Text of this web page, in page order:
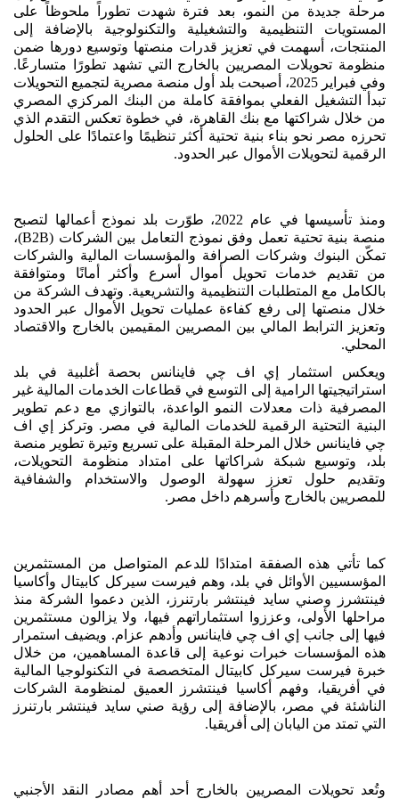
مرحلة جديدة من النمو، بعد فترة شهدت تطوراً ملحوظاً على
المستويات التنظيمية والتشغيلية والتكنولوجية بالإضافة إلى
المنتجات، أسهمت في تعزيز قدرات منصتها وتوسيع دورها ضمن
منظومة تحويلات المصريين بالخارج التي تشهد تطورًا متسارعًا.
وفي فبراير 2025، أصبحت بلد أول منصة مصرية لتجميع التحويلات
تبدأ التشغيل الفعلي بموافقة كاملة من البنك المركزي المصري
من خلال شراكتها مع بنك القاهرة، في خطوة تعكس التقدم الذي
تحرزه مصر نحو بناء بنية تحتية أكثر تنظيمًا واعتمادًا على الحلول
الرقمية لتحويلات الأموال عبر الحدود.
ومنذ تأسيسها في عام 2022، طوّرت بلد نموذج أعمالها لتصبح
منصة بنية تحتية تعمل وفق نموذج التعامل بين الشركات (B2B)،
تمكّن البنوك وشركات الصرافة والمؤسسات المالية والشركات
من تقديم خدمات تحويل أموال أسرع وأكثر أمانًا ومتوافقة
بالكامل مع المتطلبات التنظيمية والتشريعية. وتهدف الشركة من
خلال منصتها إلى رفع كفاءة عمليات تحويل الأموال عبر الحدود
وتعزيز الترابط المالي بين المصريين المقيمين بالخارج والاقتصاد
المحلي.
ويعكس استثمار إي اف چي فاينانس بحصة أغلبية في بلد
استراتيجيتها الرامية إلى التوسع في قطاعات الخدمات المالية غير
المصرفية ذات معدلات النمو الواعدة، بالتوازي مع دعم تطوير
البنية التحتية الرقمية للخدمات المالية في مصر. وتركز إي اف
چي فاينانس خلال المرحلة المقبلة على تسريع وتيرة تطوير منصة
بلد، وتوسيع شبكة شراكاتها على امتداد منظومة التحويلات،
وتقديم حلول تعزز سهولة الوصول والاستخدام والشفافية
للمصريين بالخارج وأسرهم داخل مصر.
كما تأتي هذه الصفقة امتدادًا للدعم المتواصل من المستثمرين
المؤسسيين الأوائل في بلد، وهم فيرست سيركل كابيتال وأكاسيا
فينتشرز وصني سايد فينتشر بارتنرز، الذين دعموا الشركة منذ
مراحلها الأولى، وعززوا استثماراتهم فيها، ولا يزالون مستثمرين
فيها إلى جانب إي اف چي فاينانس وأدهم عزام. ويضيف استمرار
هذه المؤسسات خبرات نوعية إلى قاعدة المساهمين، من خلال
خبرة فيرست سيركل كابيتال المتخصصة في التكنولوجيا المالية
في أفريقيا، وفهم أكاسيا فينتشرز العميق لمنظومة الشركات
الناشئة في مصر، بالإضافة إلى رؤية صني سايد فينتشر بارتنرز
التي تمتد من اليابان إلى أفريقيا.
وتُعد تحويلات المصريين بالخارج أحد أهم مصادر النقد الأجنبي